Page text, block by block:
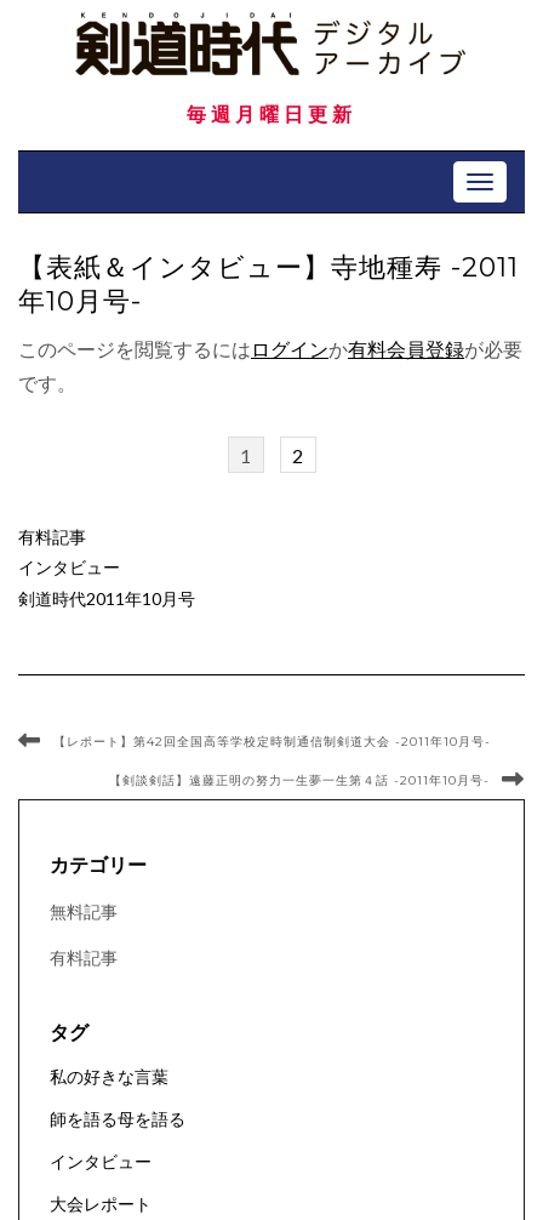
毎週月曜日更新
Toggle
【表紙＆インタビュー】寺地種寿 -2011
年10月号-
このページを閲覧するには ログインか有料会員登録が必要
です。
1 2
有料記事
インタビュー
剣道時代2011年10月号
【レポート】第42回全国高等学校定時制通信制剣道大会 -2011年10月号-
【剣談剣話】遠藤正明の努力一生夢一生第４話 -2011年10月号-
カテゴリー
無料記事
有料記事
タグ
私の好きな言葉
師を語る母を語る
インタビュー
大会レポート